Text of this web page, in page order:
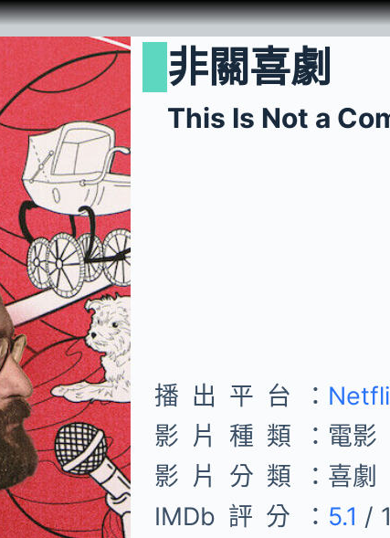
非關喜劇
This Is Not a
播出平台：
影片種類： 電影
影片分類： 喜劇
IMDb評分： 5.1 /